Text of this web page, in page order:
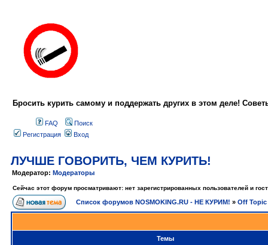
Бросить курить самому и поддержать других в этом деле!
FAQ
Поиск
Регистрация
Вход
ЛУЧШЕ ГОВОРИТЬ, ЧЕМ КУРИТЬ!
Модератор: Модераторы
Сейчас этот форум просматривают: нет зарегистрированных пользователей и
Список форумов NOSMOKING.RU - НЕ КУРИМ! » Off Topic
Темы